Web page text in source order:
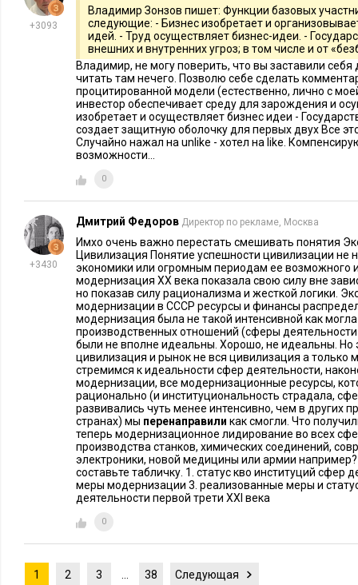
фильмов, как «Эрин Брокович», и заканчи­вая такими
мокрые деньги».
Даже некоторые из тех, кто получает наибольшую выгоду
подвергать его критике. Уоррен Баффетт, самый
второе место в ежегодном списке миллиардеров,
заявил, что его состояние является «несоразмер­ным».
На Всемирном экономическом форуме 2008 года Билл Гейтс
слова «The Wall Street Journal»
как здравоохранение, технологии и образование, не
первую очередь облегчают жизнь богатым.
Из-за плохой репутации капитализма было принято много
решений. Люди, критикующие его, возлагают надежды на
рабочие места», тогда как наиболее мощным меха­низмом
был частный сектор экономики. Они считают: чтобы
нужно увеличить налоги для так называемых богатых и
прибыли». Однако исто­рия снова и снова показывает нам,
предпринимателей и предприятий, которые создают
верный путь к разрушению экономики, тогда как
которое предпочитают политики, а существенное их
наилучшим стимулом для экономики.
Также люди критикуют крупные компании, находящиеся в
за якобы чрезмерную «рыночную власть», при этом они не
рыночную власть государства и его роль в современных
созданные государством, сыграли ключевую роль в крахе
+3093
Владимир Зонзов пишет: Функции базовых
следующие: - Бизнес изобретает и
идей. - Труд осуществляет бизнес-идеи. -
внешних и внутренних угроз; в том числе и от
Владимир, не могу поверить, что вы заставили себя
читать там нечего. Позволю себе сделать
процитированной модели (естественно, лично с
инвестор обеспечивает среду для зарождения и
изобретает и осуществляет бизнес идеи -
создает защитную оболочку для первых двух Все
Случайно нажал на unlike - хотел на like.
возможности...
0
+3430
Дмитрий Федоров Директор по рекламе, Москва
Имхо очень важно перестать смешивать понятия
Цивилизация Понятие успешности цивилизации не
экономики или огромным периодам ее возможного
модернизация XX века показала свою силу вне
но показав силу рационализма и жесткой логики.
модернизации в СССР ресурсы и финансы
модернизация была не такой интенсивной как
производственных отношений (сферы
были не вполне идеальны. Хорошо, не идеальны. Но
цивилизация и рынок не вся цивилизация а только
стремимся к идеальности сфер деятельности,
модернизации, все модернизационные ресурсы,
рационально (и институциональность страдала,
развивались чуть менее интенсивно, чем в других
странах) мы перенаправили как смогли. Что
теперь модернизационное лидирование во всех
производства станков, химических соединений,
электроники, новой медицины или армии
составьте табличку. 1. статус кво институций сфер
меры модернизации 3. реализованные меры и
деятельности первой трети XXI века
0
1 2 3 38 Следующая